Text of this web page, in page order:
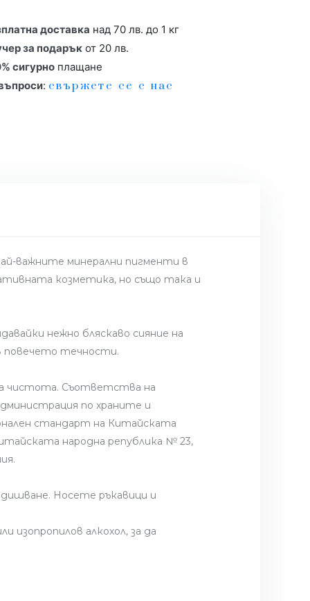
доставка над 70 лв. до 1 кг
за подарък от 20 лв.
сигурно плащане
: свържете се с нас
важните минерални пигменти в
козметика, но също така и
нежно бляскаво сияние на
повечето течности.
чистота. Съответства на
по храните и
стандарт на Китайската
народна република № 23,
Носете ръкавици и
изопропилов алкохол, за да